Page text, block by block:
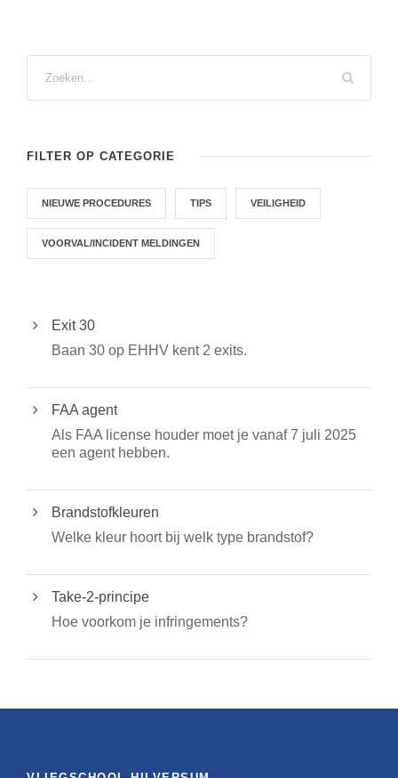
FILTER OP CATEGORIE
NIEUWE PROCEDURES TIPS VEILIGHEID
VOORVAL/INCIDENT MELDINGEN
Exit 30
Baan 30 op EHHV kent 2 exits.
FAA agent
Als FAA license houder moet je vanaf 7 juli 2025
een agent hebben.
Brandstofkleuren
Welke kleur hoort bij welk type brandstof?
Take-2-principe
Hoe voorkom je infringements?